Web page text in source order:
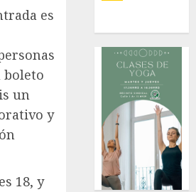
es
un
y
18, y